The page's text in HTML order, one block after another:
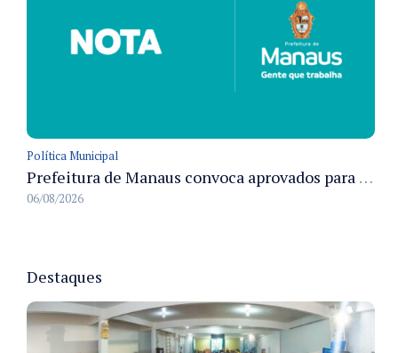
Política Municipal
Prefeitura de Manaus convoca aprovados para Campanha de Vacinação Antirrábica Animal e fixa prazo para pré-admissão
06/08/2026
Destaques